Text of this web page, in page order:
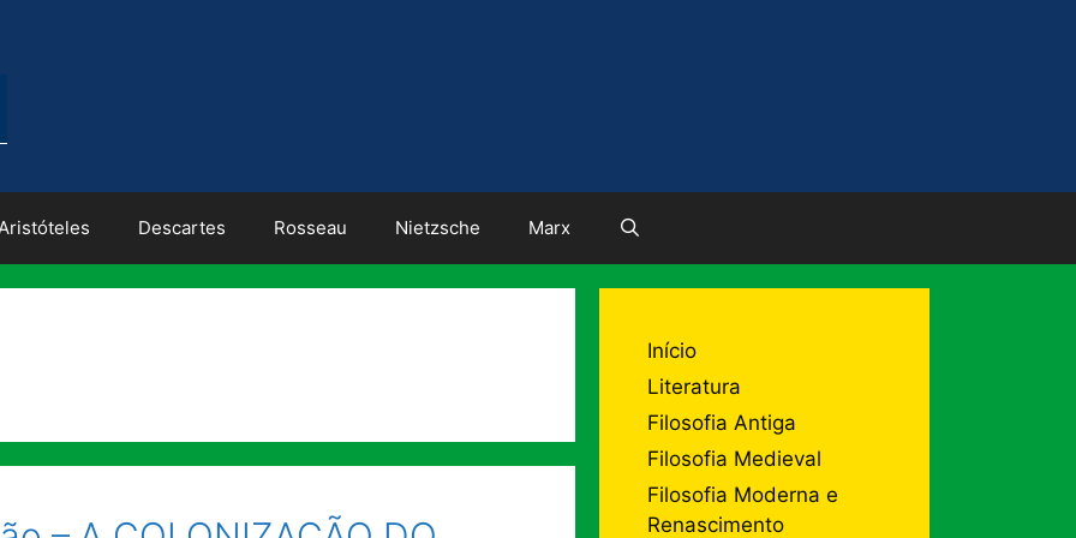
Descartes Rosseau Nietzsche Marx
Início
Literatura
Filosofia Antiga
Filosofia Medieval
Filosofia Moderna e
Renascimento